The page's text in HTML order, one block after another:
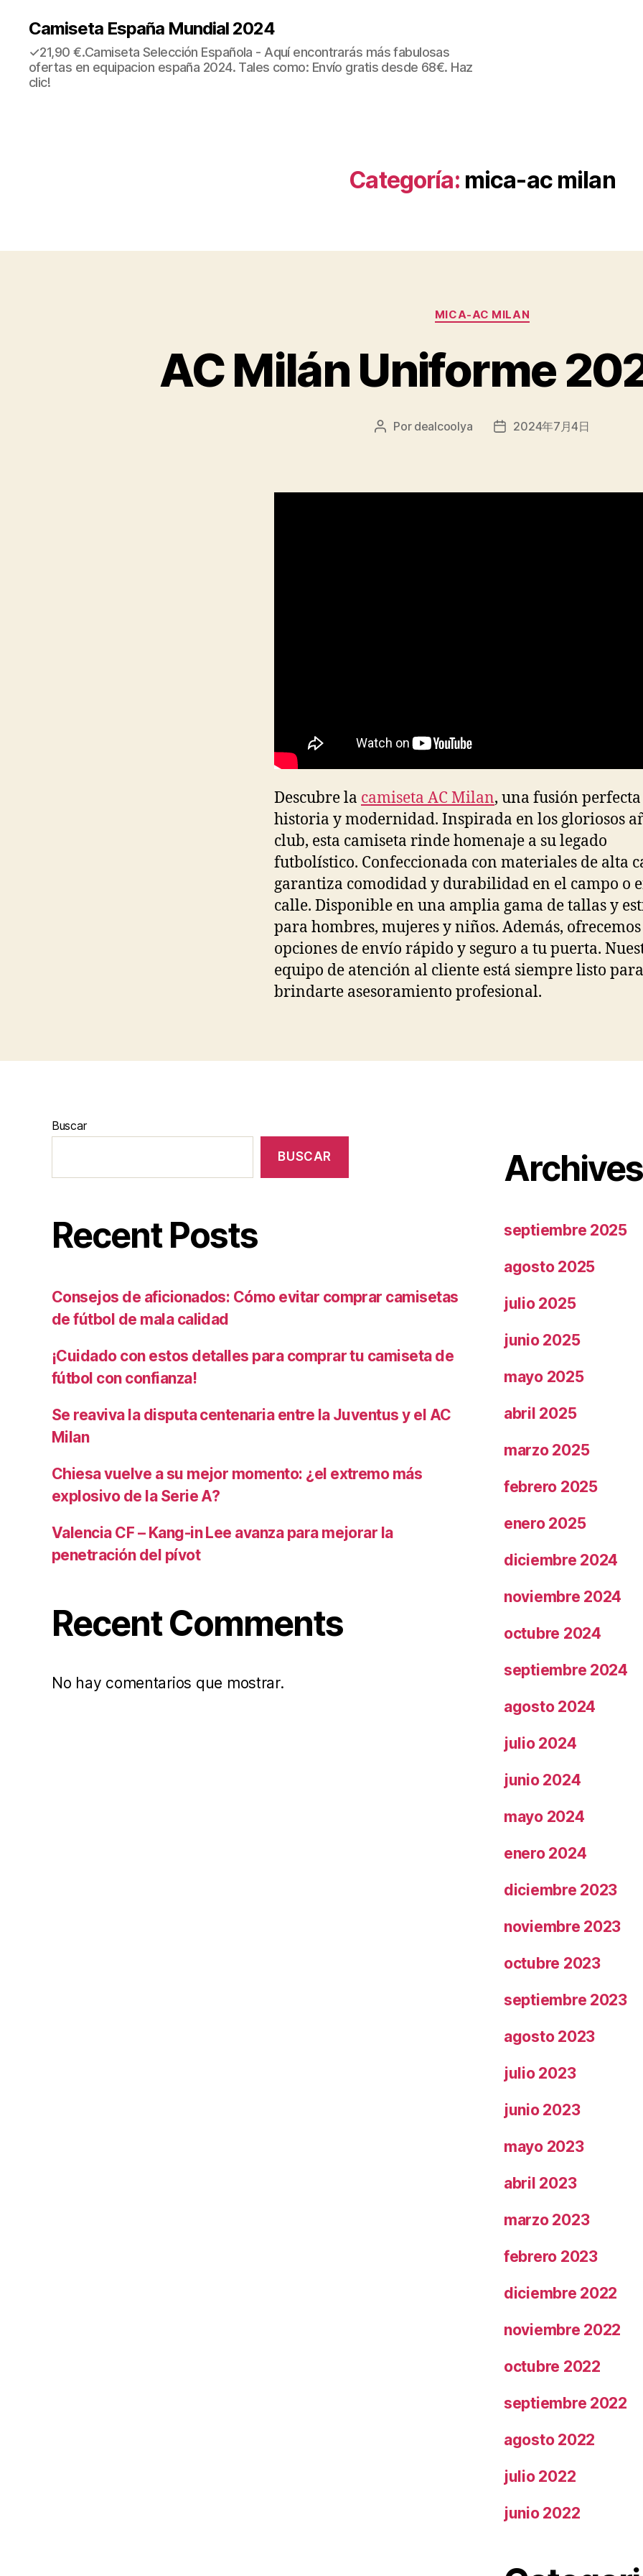
Camiseta España Mundial 2024
✓21,90 €.Camiseta Selección Española - Aquí encontrarás más fabulosas
ofertas en equipacion españa 2024. Tales como: Envío gratis desde 68€. Haz
clic!
Categoría: mica-ac milan
Categorías
MICA-AC MILAN
AC Milán Uniforme
Autor
Por dealcoolya
Fecha2024年7月4日
Descubre la camiseta AC Milan, una fusión
historia y modernidad. Inspirada en los gloriosos
club, esta camiseta rinde homenaje a su legado
futbolístico. Confeccionada con materiales de alta
garantiza comodidad y durabilidad en el campo o
calle. Disponible en una amplia gama de tallas y
para hombres, mujeres y niños. Además, ofrecemos
opciones de envío rápido y seguro a tu puerta.
equipo de atención al cliente está siempre listo para
brindarte asesoramiento profesional.
Buscar
BUSCAR
Recent Posts
Consejos de aficionados: Cómo evitar comprar camisetas
de fútbol de mala calidad
¡Cuidado con estos detalles para comprar tu camiseta de
fútbol con confianza!
Se reaviva la disputa centenaria entre la Juventus y el AC
Milan
Chiesa vuelve a su mejor momento: ¿el extremo más
explosivo de la Serie A?
Valencia CF – Kang-in Lee avanza para mejorar la
penetración del pívot
Recent Comments
No hay comentarios que mostrar.
Archives
septiembre 2025
agosto 2025
julio 2025
junio 2025
mayo 2025
abril 2025
marzo 2025
febrero 2025
enero 2025
diciembre 2024
noviembre 2024
octubre 2024
septiembre 2024
agosto 2024
julio 2024
junio 2024
mayo 2024
enero 2024
diciembre 2023
noviembre 2023
octubre 2023
septiembre 2023
agosto 2023
julio 2023
junio 2023
mayo 2023
abril 2023
marzo 2023
febrero 2023
diciembre 2022
noviembre 2022
octubre 2022
septiembre 2022
agosto 2022
julio 2022
junio 2022